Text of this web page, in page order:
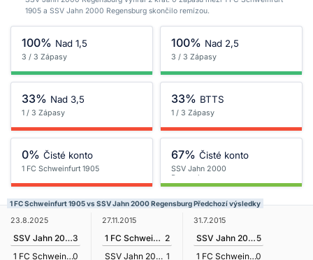
1905 a SSV Jahn 2000 Regensburg skončilo remízou.
100% Nad 1,5
3 / 3 Zápasy
100% Nad 2,5
3 / 3 Zápasy
33% Nad 3,5
1 / 3 Zápasy
33% BTTS
1 / 3 Zápasy
0% Čisté konto
1 FC Schweinfurt 1905
67% Čisté konto
SSV Jahn 2000
Regensburg
1 FC Schweinfurt 1905 vs SSV Jahn 2000 Regensburg Předchozí výsledky
23.8.2025
SSV Jahn 2000 Regensburg3
1 FC Schweinfurt 19050
27.11.2015
1 FC Schweinfurt 1905 2
SSV Jahn 2000 Regensburg 1
31.7.2015
SSV Jahn 2000 Regensburg5
1 FC Schweinfurt 19050